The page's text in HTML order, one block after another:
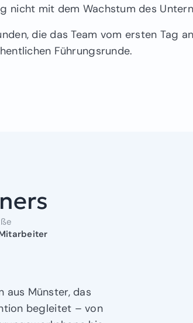
nicht mit dem Wachstum des
die das Team vom ersten Tag
Führungsrunde.
aus Münster, das
begleitet – von